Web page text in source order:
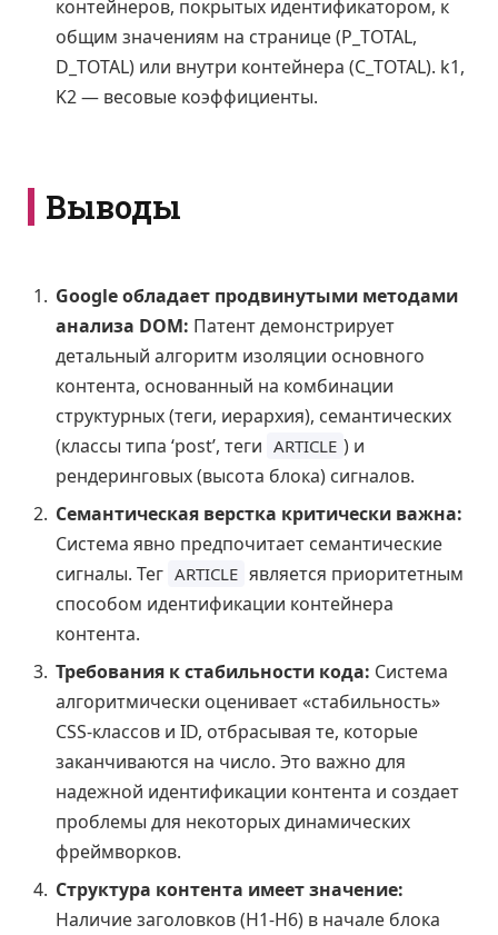
контейнеров, покрытых идентификатором, к
общим значениям на странице (P_TOTAL,
D_TOTAL) или внутри контейнера (C_TOTAL). k1,
K2 — весовые коэффициенты.
Выводы
Google обладает продвинутыми методами
анализа DOM: Патент демонстрирует
детальный алгоритм изоляции основного
контента, основанный на комбинации
структурных (теги, иерархия), семантических
(классы типа ‘post’, теги ARTICLE ) и
рендеринговых (высота блока) сигналов.
Семантическая верстка критически важна:
Система явно предпочитает семантические
сигналы. Тег ARTICLE является приоритетным
способом идентификации контейнера
контента.
Требования к стабильности кода: Система
алгоритмически оценивает «стабильность»
CSS-классов и ID, отбрасывая те, которые
заканчиваются на число. Это важно для
надежной идентификации контента и создает
проблемы для некоторых динамических
фреймворков.
Структура контента имеет значение:
Наличие заголовков (H1-H6) в начале блока